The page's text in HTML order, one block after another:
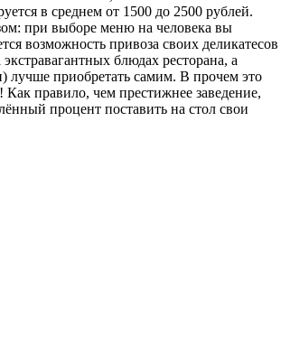
в среднем от 1500 до 2500 рублей.
при выборе меню на человека вы
возможность привоза своих деликатесов
блюдах ресторана, а
лучше приобретать самим. В прочем это
Как правило, чем престижнее заведение,
процент поставить на стол свои